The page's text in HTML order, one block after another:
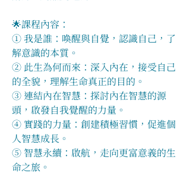
🌟課程內容：
① 我是誰：喚醒與自覺，認識自己，了
解意識的本質。
② 此生為何而來：深入內在，接受自己
的全貌，理解生命真正的目的。
③ 連結內在智慧：探討內在智慧的源
頭，啟發自我覺醒的力量。
④ 實踐的力量：創建積極習慣，促進個
人智慧成長。
⑤ 智慧永續：啟航，走向更富意義的生
命之旅。